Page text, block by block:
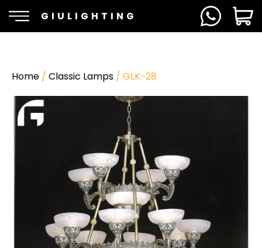
GIULIGHTING
Home / Classic Lamps / GLK-28